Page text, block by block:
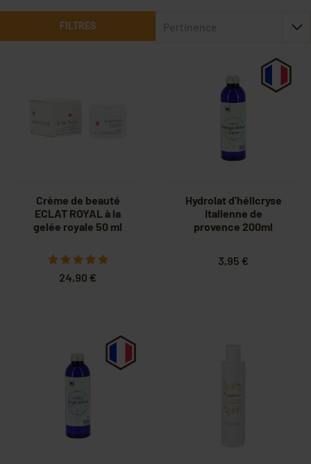
FILTRES Pertinence
Crème de beauté
ECLAT ROYAL à la
gelée royale 50 ml
24,90 €
Hydrolat d'hélicryse
italienne de
provence 200ml
3,95 €